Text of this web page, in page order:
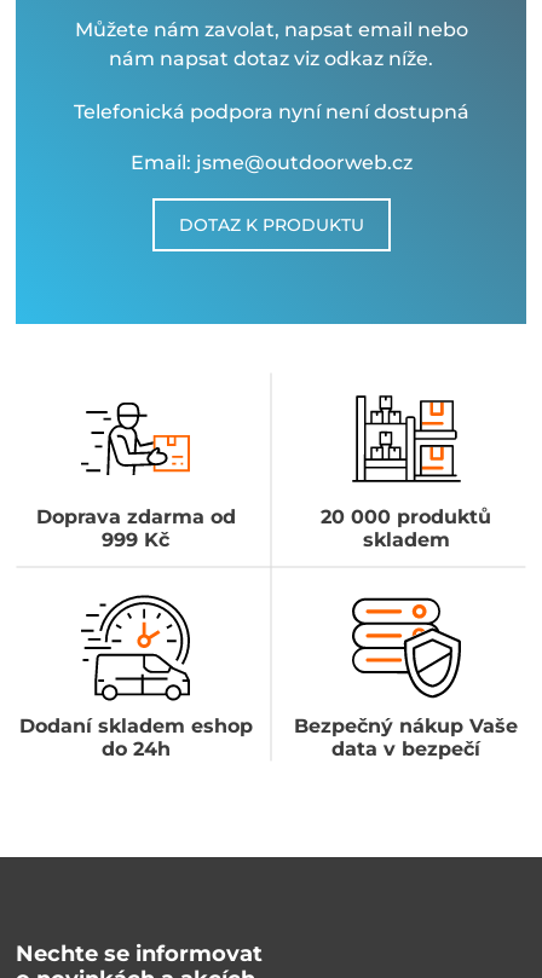
Můžete nám zavolat, napsat email nebo
nám napsat dotaz viz odkaz níže.
Telefonická podpora nyní není dostupná
Email: jsme@outdoorweb.cz
DOTAZ K PRODUKTU
Doprava zdarma od
999 Kč
20 000 produktů
skladem
Dodaní skladem eshop
do 24h
Bezpečný nákup Vaše
data v bezpečí
Nechte se informovat